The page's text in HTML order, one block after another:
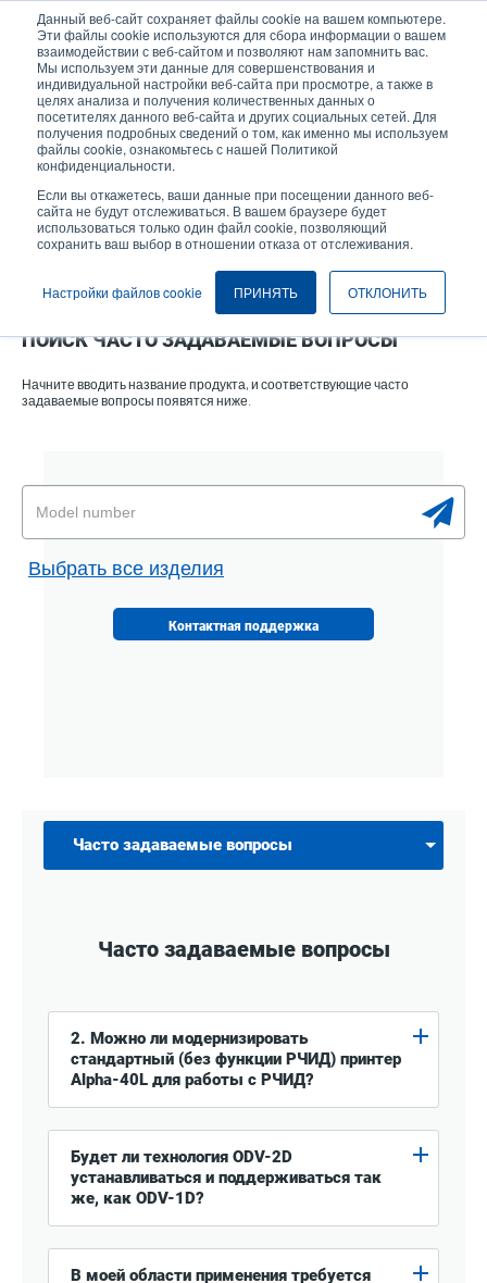
Данный веб-сайт сохраняет файлы cookie на вашем компьютере.
Эти файлы cookie используются для сбора информации о вашем
взаимодействии с веб-сайтом и позволяют нам запомнить вас.
Мы используем эти данные для совершенствования и
индивидуальной настройки веб-сайта при просмотре, а также в
целях анализа и получения количественных данных о
посетителях данного веб-сайта и других социальных сетей. Для
получения подробных сведений о том, как именно мы используем
файлы cookie, ознакомьтесь с нашей Политикой
конфиденциальности.
Если вы откажетесь, ваши данные при посещении данного веб-
сайта не будут отслеживаться. В вашем браузере будет
использоваться только один файл cookie, позволяющий
сохранить ваш выбор в отношении отказа от отслеживания.
Настройки файлов cookie ПРИНЯТЬ ОТКЛОНИТЬ
основному
содержанию
User
account
menu
User
Header
Селектор изделий
Связаться с отделом продаж
Контактная поддержка
ПОИСК ЧАСТО ЗАДАВАЕМЫЕ ВОПРОСЫ
Начните вводить название продукта, и соответствующие часто
задаваемые вопросы появятся ниже.
Выбрать все изделия
Часто задаваемые вопросы
Часто задаваемые вопросы
2. Можно ли модернизировать
стандартный (без функции РЧИД) принтер
Alpha-40L для работы с РЧИД?
Будет ли технология ODV-2D
устанавливаться и поддерживаться так
же, как ODV-1D?
В моей области применения требуется